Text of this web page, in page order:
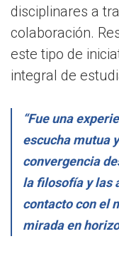
disciplinares a
colaboración.
este tipo de
integral de
“Fue una
escucha mutua
convergencia
la filosofía y las
contacto con el
mirada en